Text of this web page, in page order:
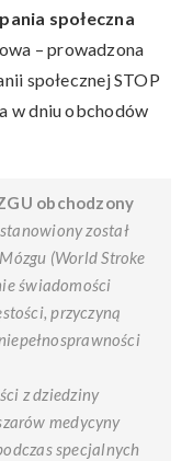
społeczna
– prowadzona
społecznej STOP
w dniu obchodów
obchodzony
został
(World Stroke
świadomości
przyczyną
z dziedziny
medycyny
specjalnych